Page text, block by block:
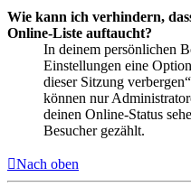
Wie kann ich verhindern,
Online-Liste auftaucht?
In deinem persönlichen
Einstellungen eine
dieser Sitzung
können nur
deinen Online-Status
Besucher gezählt.
Nach oben